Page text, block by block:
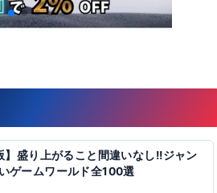
】盛り上がること間違いなし!!ジャン
ゲームワールド全100選